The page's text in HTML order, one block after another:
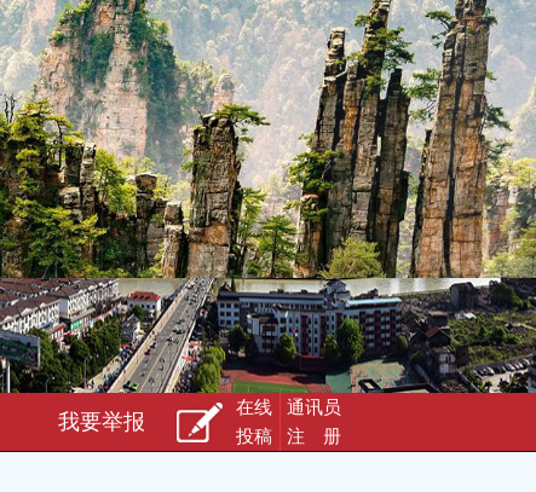
我要举报
在线
投稿
通讯员
注 册